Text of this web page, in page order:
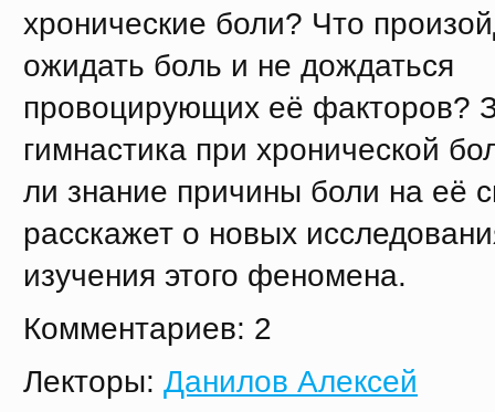
хронические боли? Что
ожидать боль и не дождаться
провоцирующих её факторов?
гимнастика при хронической
ли знание причины боли на её
расскажет о новых
изучения этого феномена.
Комментариев: 2
Лекторы: Данилов Алексей